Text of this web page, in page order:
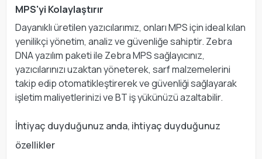
MPS'yi Kolaylaştırır
Dayanıklı üretilen yazıcılarımız, onları MPS için ideal kılan
yenilikçi yönetim, analiz ve güvenliğe sahiptir. Zebra
DNA yazılım paketi ile Zebra MPS sağlayıcınız,
yazıcılarınızı uzaktan yöneterek, sarf malzemelerini
takip edip otomatikleştirerek ve güvenliği sağlayarak
işletim maliyetlerinizi ve BT iş yükünüzü azaltabilir.
İhtiyaç duyduğunuz anda, ihtiyaç duyduğunuz
özellikler